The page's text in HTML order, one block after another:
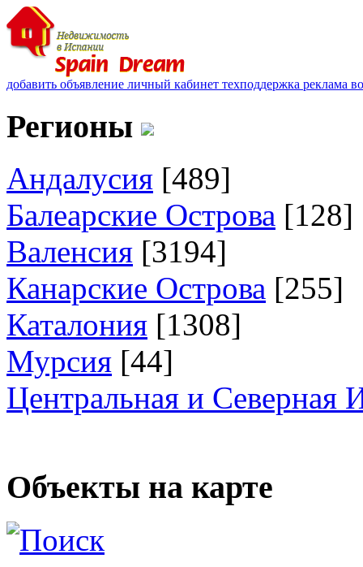
добавить объявление личный кабинет техподдержка реклама
Регионы
Андалусия [489]
Балеарские Острова [128]
Валенсия [3194]
Канарские Острова [255]
Каталония [1308]
Мурсия [44]
Центральная и Северная
Объекты на карте